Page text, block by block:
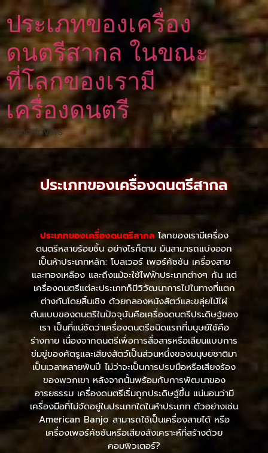
ประเภทของเครื่อง
ดนตรีสากล ในขณะ
ที่โลกของเรามี
เครื่องดนตรี
Piano-lovers
ประเภทของเครื่องดนตรีสากล
ประเภทของเครื่องดนตรีสากลโลกของเรามีเครื่อง
ดนตรีหลายร้อยชิ้น อย่างไรก็ตาม มันสามารถแบ่งออก
เป็นห้าประเภทหลัก: โบลเวอร์ เพอร์คัชชัน เครื่องสาย
และทองเหลือง และถึงแม้จะใช้ไฟฟ้าประเภทต่างๆ กัน แต่
เครื่องดนตรีแต่ละประเภทก็มีวิวัฒนาการไปในทางที่แตก
ต่างกันโดยสิ้นเชิง ด้วยกลองหนังสัตว์และขลุ่ยไม้ไผ่
ต้นแบบของดนตรีในปัจจุบันคือเครื่องดนตรีประดิษฐ์ของ
เรา เป็นที่แน่ชัดว่าเครื่องดนตรีชนิดแรกที่มนุษย์ใช้คือ
ร่างกาย เนื่องจากดนตรีเพื่อการสื่อสารหรือเลียนแบบการ
ข่มขู่ของศัตรูและเสียงสัตว์เป็นส่วนหนึ่งของมนุษยชาติมา
เป็นเวลาหลายพันปี ไม่ว่าจะเป็นการปรบมือหรือเสียงร้อง
ของพวกเขา หลังจากนั้นพร้อมกับการพัฒนาของ
อารยธรรม เครื่องดนตรีเริ่มถูกประดิษฐ์ขึ้น แน่นอนว่ามี
เครื่องมือที่ไม่จัดอยู่ในประเภทใดในห้าประเภท ตัวอย่างเช่น
American Banjo สามารถใช้เป็นเครื่องสายได้ หรือ
เครื่องเพอร์คัชชันหรือเสียงสังเคราะห์ที่สร้างด้วย
คอมพิวเตอร์?